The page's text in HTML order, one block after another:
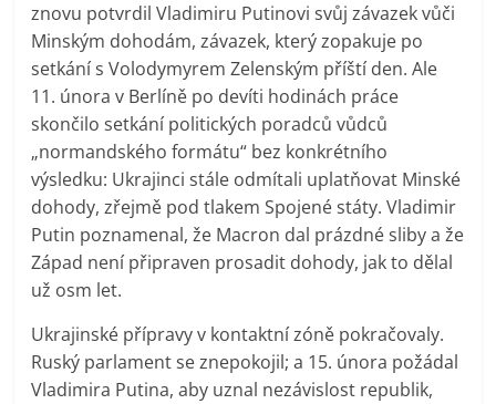
znovu potvrdil Vladimiru Putinovi svůj závazek vůči
Minským dohodám, závazek, který zopakuje po
setkání s Volodymyrem Zelenským příští den. Ale
11. února v Berlíně po devíti hodinách práce
skončilo setkání politických poradců vůdců
„normandského formátu“ bez konkrétního
výsledku: Ukrajinci stále odmítali uplatňovat Minské
dohody, zřejmě pod tlakem Spojené státy. Vladimir
Putin poznamenal, že Macron dal prázdné sliby a že
Západ není připraven prosadit dohody, jak to dělal
už osm let.
Ukrajinské přípravy v kontaktní zóně pokračovaly.
Ruský parlament se znepokojil; a 15. února požádal
Vladimira Putina, aby uznal nezávislost republik,